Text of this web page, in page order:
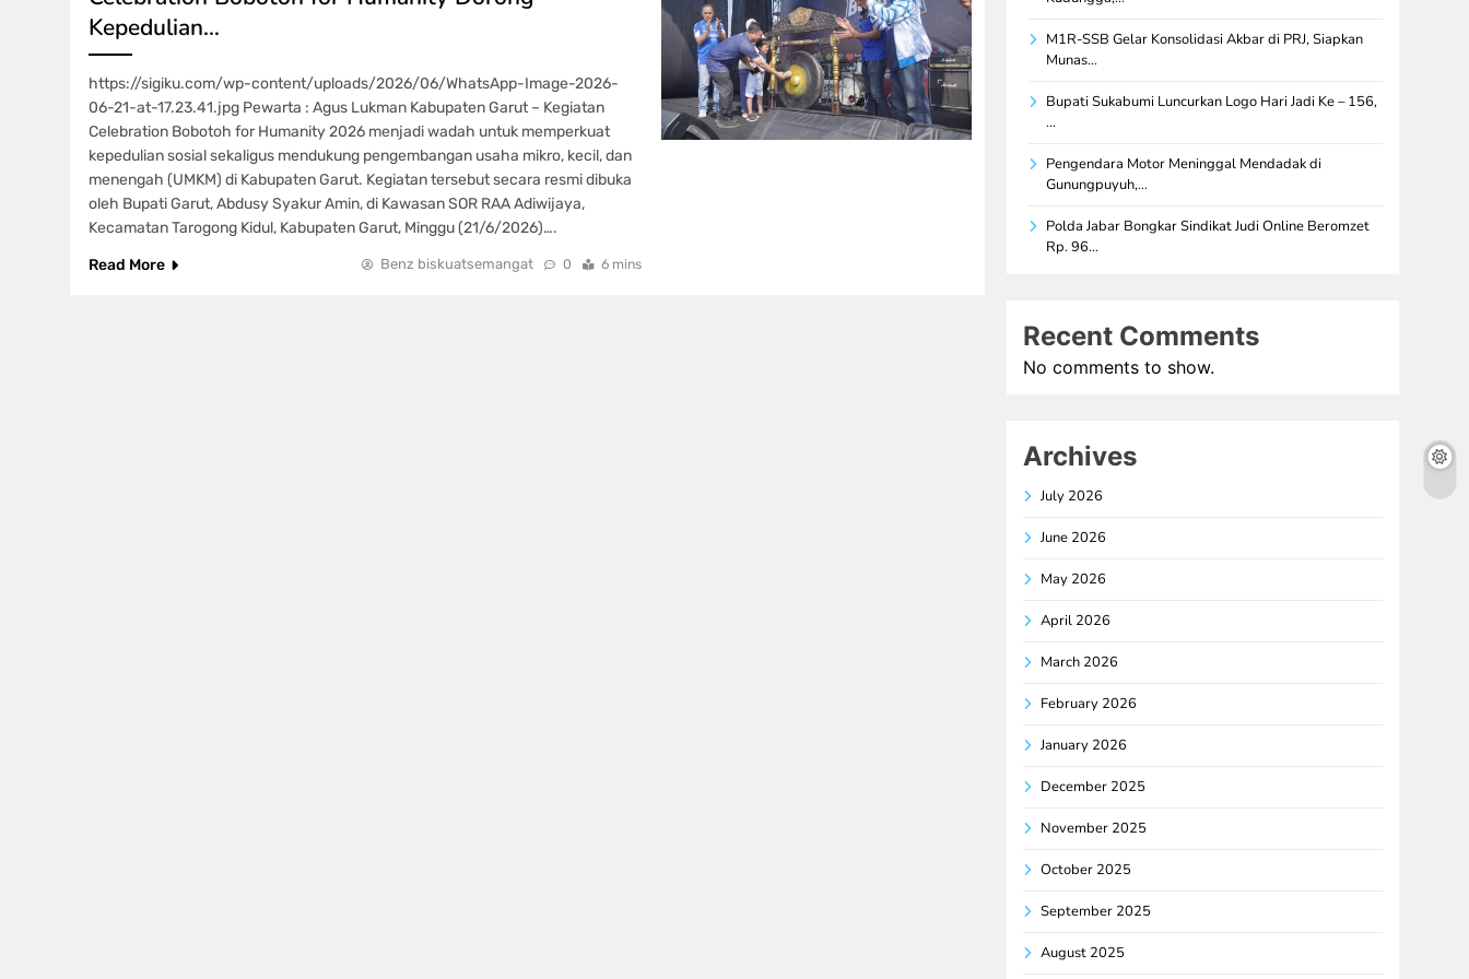
Kepedulian…
https://sigiku.com/wp-content/uploads/2026/06/WhatsApp-Image-2026-
06-21-at-17.23.41.jpg Pewarta : Agus Lukman Kabupaten Garut – Kegiatan
Celebration Bobotoh for Humanity 2026 menjadi wadah untuk memperkuat
kepedulian sosial sekaligus mendukung pengembangan usaha mikro, kecil, dan
menengah (UMKM) di Kabupaten Garut. Kegiatan tersebut secara resmi dibuka
oleh Bupati Garut, Abdusy Syakur Amin, di Kawasan SOR RAA Adiwijaya,
Kecamatan Tarogong Kidul, Kabupaten Garut, Minggu (21/6/2026)….
Read More
Benz biskuatsemangat 0 6 mins
M1R-SSB Gelar Konsolidasi Akbar di PRJ, Siapkan
Munas…
Bupati Sukabumi Luncurkan Logo Hari Jadi Ke – 156,
…
Pengendara Motor Meninggal Mendadak di
Gunungpuyuh,…
Polda Jabar Bongkar Sindikat Judi Online Beromzet
Rp. 96…
Recent Comments
No comments to show.
Archives
July 2026
June 2026
May 2026
April 2026
March 2026
February 2026
January 2026
December 2025
November 2025
October 2025
September 2025
August 2025